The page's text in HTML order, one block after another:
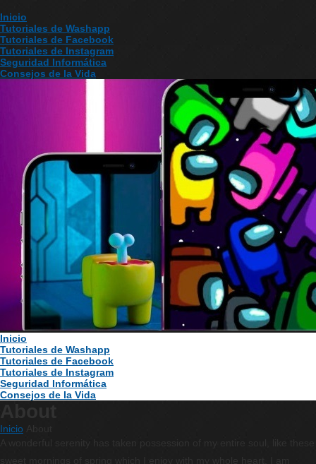
Inicio
Tutoriales de Washapp
Tutoriales de Facebook
Tutoriales de Instagram
Seguridad Informática
Consejos de la Vida
Inicio
Tutoriales de Washapp
Tutoriales de Facebook
Tutoriales de Instagram
Seguridad Informática
Consejos de la Vida
About
Inicio
A wonderful serenity has taken possession of my entire soul, like these
sweet mornings of spring which I enjoy with my whole heart. I am